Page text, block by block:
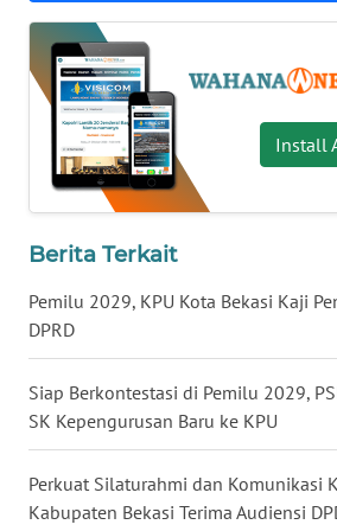
Install
Berita Terkait
Pemilu 2029, KPU Kota Bekasi Kaji
DPRD
Siap Berkontestasi di Pemilu 2029,
SK Kepengurusan Baru ke KPU
Perkuat Silaturahmi dan Komunikasi
Kabupaten Bekasi Terima Audiensi
WN
NUSANTARA
JOGJA
JATIM
BALI
WN
KALBAR
WN
KALTENG